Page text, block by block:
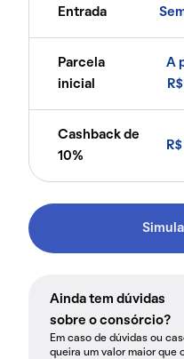
Entrada
Parcela
inicial
A
Cashback de
10%
Ainda tem dúvidas
sobre o consórcio?
Em caso de dúvidas ou
queira um valor maior que